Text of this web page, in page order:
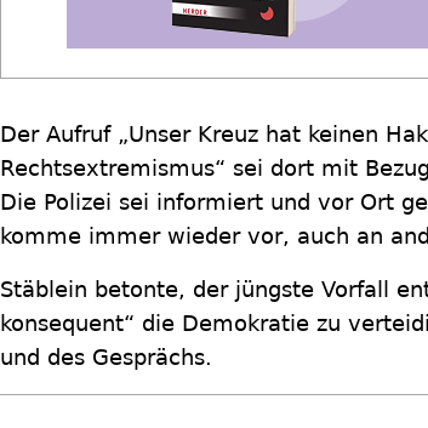
Der Aufruf „Unser Kreuz hat keinen
Rechtsextremismus“ sei dort mit
Die Polizei sei informiert und vor Ort
komme immer wieder vor, auch an
Stäblein betonte, der jüngste Vorfall
konsequent“ die Demokratie zu
und des Gesprächs.